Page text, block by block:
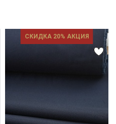
СКИДКА 20% АКЦИЯ